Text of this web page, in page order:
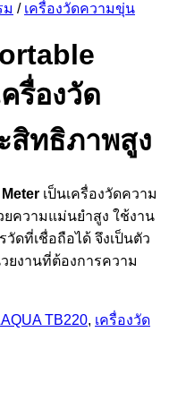
ม / เครื่องวัดความขุ่น
รื่องวัด
สิทธิภาพสูง
เป็นเครื่องวัดความ
ความแม่นยำสูง ใช้งาน
ดที่เชื่อถือได้ จึงเป็นตัว
ยงานที่ต้องการความ
TB220, เครื่องวัด